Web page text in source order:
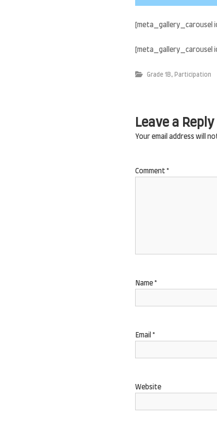
[meta_gallery_carousel
[meta_gallery_carousel
Grade 1B, Participation
Leave a Reply
Your email address will
Comment *
Name *
Email *
Website